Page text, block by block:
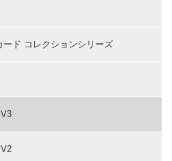
ド コレクションシリーズ